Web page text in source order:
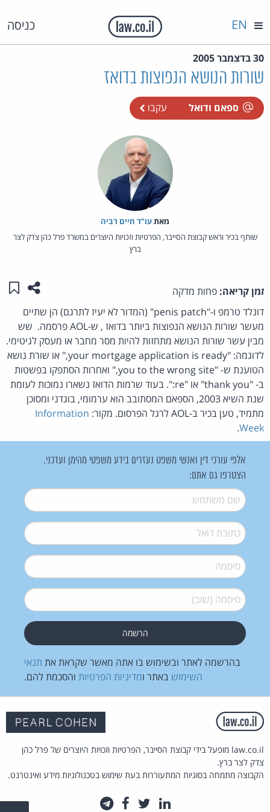
כניסה EN
30 בדצמבר 2005
שורות הנושא הנפוצות בדואז
ספאם ודואל עקבו
מאת‏עו"ד חיים רביה
שותף בכיר וראש קבוצת הסייבר, הפרטיות וזכויות היוצרים במשרד פרל כהן צדק לצר
ברץ
זמן קריאה: פחות מדקה שתפו
דונלד טרמפ ו-"penis patch" (המדור לא יעיז לתרגם) הן שתיים
מעשר שורות הנושא הנפוצות ביותר בדואז , ש-AOL פרסמה. שש
מבין עשר שורות הנושא מתחזות להיות מסר מחבר או מעסק לגיטימי.
לדוגמה: "your mortgage application is ready," או שורת נושא
הטוענת ש- "you to the wrong site," ואחרות הסתפקו בפשטות
ב- "thank you" או "re:". בעוד שרמות הדואז נשארו נמוכות לעומת
שנת השיא 2003, הספאם המסתובב הוא ערמומי, בוגדני ומסוכן
מתמיד, טען בכיר ב-AOL לרגל הפרסום. מקור:
Information
Week
.
אלפי עורכי דין ואנשי משפט נעזרים בידע משפטי מהימן ועדכני.
הצטרפו גם אתם:
שם משתמש*
דואל*
סיסמה*
סיסמה (שוב)*
בהרשמה לאתר ובשימוש בו אתה מאשר שקראת את תנאי
השימוש באתר ומדיניות הפרטיות והסכמת להם.
law.co.il מופעל בידי קבוצת הסייבר, הפרטיות וזכויות היוצרים של פרל כהן
צדק לצר ברץ.
הקבוצה מתמחה בסוגיות המתעוררות בעת שימוש בטכנולוגיות מידע ואינטרנט.
לינקדאין
טוויטרפייסבוק